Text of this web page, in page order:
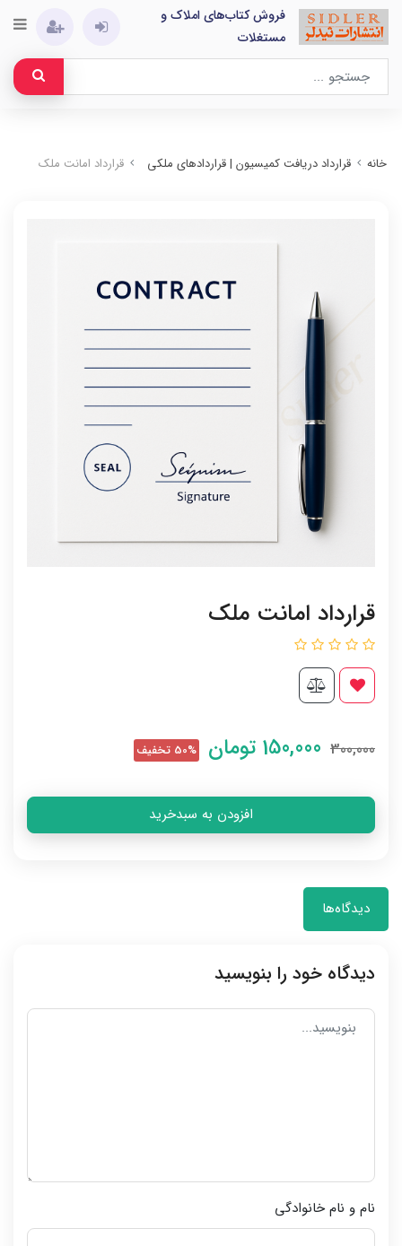
فروش کتاب‌های املاک و
مستغلات
خانه قرارداد دریافت کمیسیون | قراردادهای ملکی قرارداد امانت ملک
قرارداد امانت ملک
300,000
150,000 تومان 50% تخفیف
افزودن به سبدخرید
دیدگاه‌ها
دیدگاه خود را بنویسید
نام و نام خانوادگی